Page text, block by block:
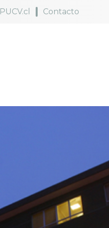
PUCV.cl Contacto